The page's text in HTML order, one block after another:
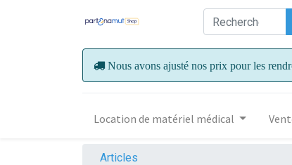
Nous avons ajusté nos prix pour les
Location de matériel médical
Articles